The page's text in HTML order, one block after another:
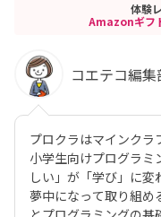
体験
Amazonギフ
コエテコ編
プロクラはマインクラ
小学生向けプログラミ
しい」が「学び」に
夢中になって取り組め